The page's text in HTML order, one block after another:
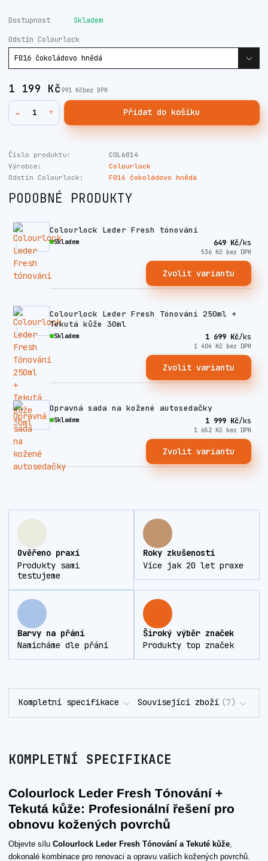
Dostupnost Skladem
Odstín Colourlock
1 199 Kč991 Kčbez DPH
Přidat do košíku
Číslo produktu:
COL6014
Výrobce:
Colourlock
Odstín Colourlock:
F016 čokoládovo hnědá
PODOBNÉ PRODUKTY
Colourlock Leder Fresh tónování
649 Kč/ks
536 Kč bez DPH
Skladem
Zvolit variantu
Colourlock Leder Fresh Tónování 250ml +
Tekutá kůže 30ml
1 699 Kč/ks
1 404 Kč bez DPH
Skladem
Zvolit variantu
Opravná sada na kožené autosedačky
1 999 Kč/ks
1 652 Kč bez DPH
Skladem
Zvolit variantu
Ověřeno praxí
Produkty sami
testujeme
Roky zkušeností
Více jak 20 let praxe
Barvy na přání
Namícháme dle přání
Široký výběr značek
Produkty top značek
Kompletní specifikace Související zboží 7
KOMPLETNÍ SPECIFIKACE
Colourlock Leder Fresh Tónování +
Tekutá kůže: Profesionální řešení pro
obnovu kožených povrchů
Objevte sílu Colourlock Leder Fresh Tónování a Tekuté kůže
dokonalé kombinace pro renovaci a opravu vašich kožených povrchů.